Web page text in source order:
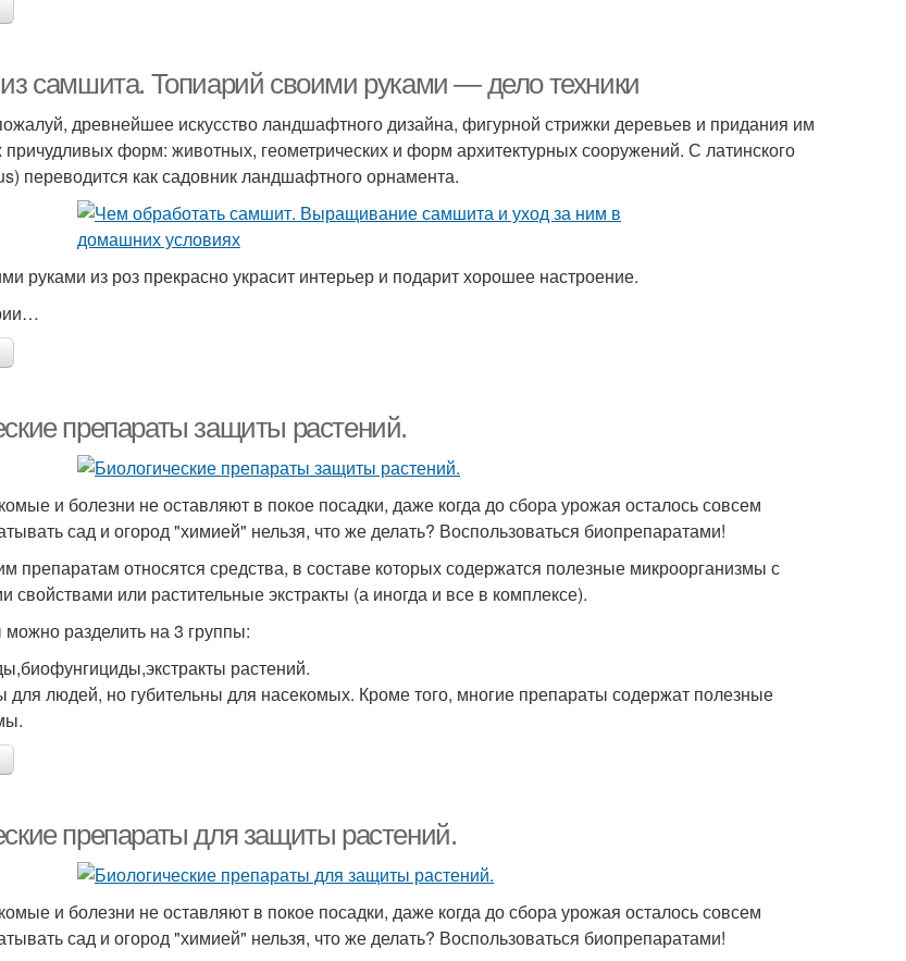
самшита. Топиарий своими руками — дело техники
древнейшее искусство ландшафтного дизайна, фигурной стрижки деревьев и придания им
форм: животных, геометрических и форм архитектурных сооружений. С латинского
переводится как садовник ландшафтного орнамента.
руками из роз прекрасно украсит интерьер и подарит хорошее настроение.
препараты защиты растений.
и болезни не оставляют в покое посадки, даже когда до сбора урожая осталось совсем
сад и огород "химией" нельзя, что же делать? Воспользоваться биопрепаратами!
препаратам относятся средства, в составе которых содержатся полезные микроорганизмы с
свойствами или растительные экстракты (а иногда и все в комплексе).
разделить на 3 группы:
растений.
для людей, но губительны для насекомых. Кроме того, многие препараты содержат полезные
препараты для защиты растений.
и болезни не оставляют в покое посадки, даже когда до сбора урожая осталось совсем
сад и огород "химией" нельзя, что же делать? Воспользоваться биопрепаратами!